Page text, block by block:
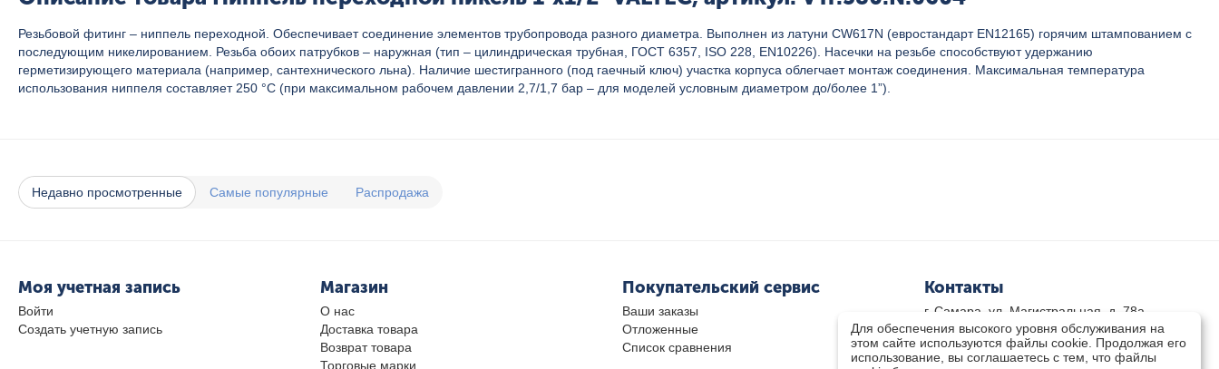
Резьбовой фитинг – ниппель переходной. Обеспечивает соединение элементов трубопровода разного диаметра. Выполнен из латуни CW617N (евростандарт EN12165) горячим штампованием с
последующим никелированием. Резьба обоих патрубков – наружная (тип – цилиндрическая трубная, ГОСТ 6357, ISO 228, EN10226). Насечки на резьбе способствуют удержанию
герметизирующего материала (например, сантехнического льна). Наличие шестигранного (под гаечный ключ) участка корпуса облегчает монтаж соединения. Максимальная температура
использования ниппеля составляет 250 °С (при максимальном рабочем давлении 2,7/1,7 бар – для моделей условным диаметром до/более 1”).
Недавно просмотренные Самые популярные Распродажа
Моя учетная запись
Войти
Создать учетную запись
Магазин
О нас
Доставка товара
Возврат товара
Торговые марки
Покупательский сервис
Ваши заказы
Отложенные
Список сравнения
Контакты
г. Самара, ул. Магистральная, д. 78а
8 800-333-33-79(звонок бесплатный)
8(846)-211-03-15
Пн-Пт 8.30 - 17.30 Сб 9.00 - 16.00
Для обеспечения высокого уровня обслуживания на
этом сайте используются файлы cookie. Продолжая его
использование, вы соглашаетесь с тем, что файлы